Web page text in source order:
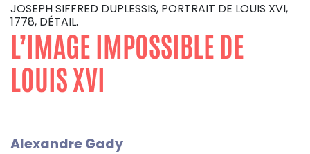
JOSEPH SIFFRED DUPLESSIS, PORTRAIT DE LOUIS XVI,
1778, DÉTAIL.
L’IMAGE IMPOSSIBLE DE
LOUIS XVI
Alexandre Gady